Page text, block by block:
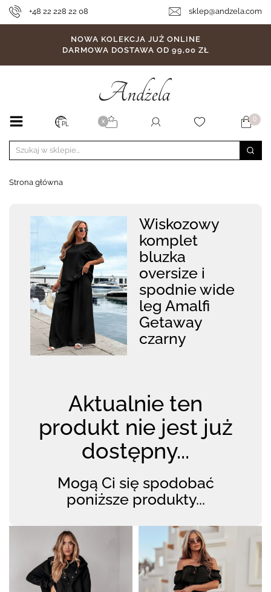
+48 22 228 22 08 sklep@andzela.com
NOWA KOLEKCJA JUŻ ONLINE
DARMOWA DOSTAWA OD 99,00 ZŁ
PL X 0
Strona główna
Wiskozowy
komplet
bluzka
oversize i
spodnie wide
leg Amalfi
Getaway
czarny
Aktualnie ten
produkt nie jest już
dostępny...
Mogą Ci się spodobać
poniższe produkty...